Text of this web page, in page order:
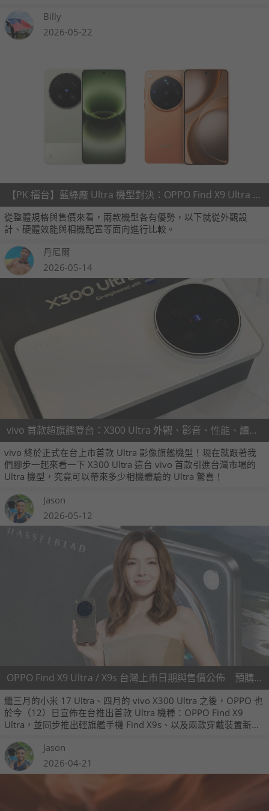
Billy
2026-05-22
【PK 擂台】藍綠廠 Ultra 機型對決：OPPO Find X9 Ultra V.S. vivo X300 Ultra
從整體規格與售價來看，兩款機型各有優勢，以下就從外觀設
計、硬體效能與相機配置等面向進行比較。
丹尼爾
2026-05-14
vivo 首款超旗艦登台：X300 Ultra 外觀、影音、性能、續航、相機、開箱實測
vivo 終於正式在台上市首款 Ultra 影像旗艦機型！現在就跟著我
們腳步一起來看一下 X300 Ultra 這台 vivo 首款引進台灣市場的
Ultra 機型，究竟可以帶來多少相機體驗的 Ultra 驚喜！
Jason
2026-05-12
OPPO Find X9 Ultra / X9s 台灣上市日期與售價公佈 預購方案同步推出
繼三月的小米 17 Ultra、四月的 vivo X300 Ultra 之後，OPPO 也
於今（12）日宣佈在台推出首款 Ultra 機種：OPPO Find X9
Ultra，並同步推出輕旗艦手機 Find X9s、以及兩款穿戴裝置新品
Jason
2026-04-21